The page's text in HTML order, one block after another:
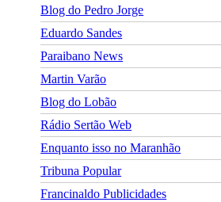
Blog do Pedro Jorge
Eduardo Sandes
Paraibano News
Martin Varão
Blog do Lobão
Rádio Sertão Web
Enquanto isso no Maranhão
Tribuna Popular
Francinaldo Publicidades